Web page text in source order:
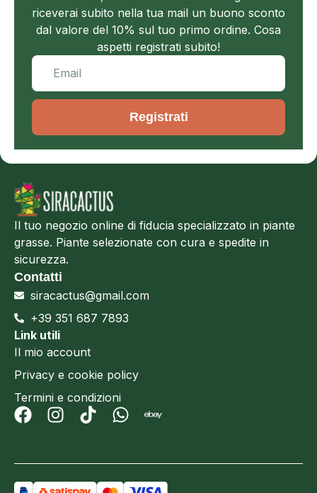
riceverai subito nella tua mail un buono sconto
dal valore del 10% sul tuo primo ordine. Cosa
aspetti registrati subito!
Registrati
Il tuo negozio online di fiducia specializzato in piante
grasse. Piante selezionate con cura e spedite in
sicurezza.
Contatti
siracactus@gmail.com
+39 351 687 7893
Link utili
Il mio account
Privacy e cookie policy
Termini e condizioni